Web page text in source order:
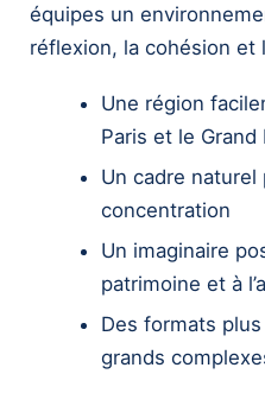
équipes un
réflexion, la cohésion et
Une région
Paris et le Grand
Un cadre naturel
concentration
Un imaginaire
patrimoine et à
Des formats
grands